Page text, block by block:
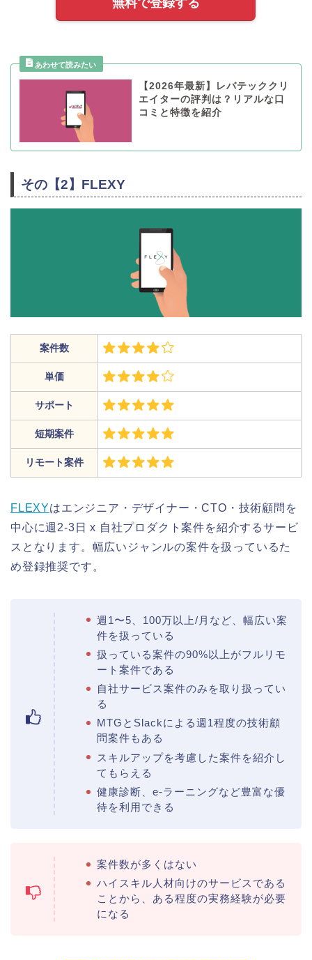
【2026年最新】レバテッククリ
エイターの評判は？リアルな口
コミと特徴を紹介
その【2】FLEXY
案件数
単価
サポート
短期案件
リモート案件
FLEXYはエンジニア・デザイナー・CTO・技術顧問を
中心に週2-3日 x 自社プロダクト案件を紹介するサービ
スとなります。幅広いジャンルの案件を扱っているた
め登録推奨です。
週1〜5、100万以上/月など、幅広い案
件を扱っている
扱っている案件の90%以上がフルリモ
ート案件である
自社サービス案件のみを取り扱ってい
る
MTGとSlackによる週1程度の技術顧
問案件もある
スキルアップを考慮した案件を紹介し
てもらえる
健康診断、e-ラーニングなど豊富な優
待を利用できる
案件数が多くはない
ハイスキル人材向けのサービスである
ことから、ある程度の実務経験が必要
になる